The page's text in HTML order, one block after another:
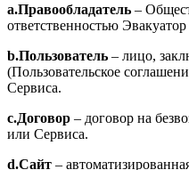
a.Правообладатель –
ответственностью
b.Пользователь – лицо,
(Пользовательское
Сервиса.
c.Договор – договор на
или Сервиса.
d.Сайт –